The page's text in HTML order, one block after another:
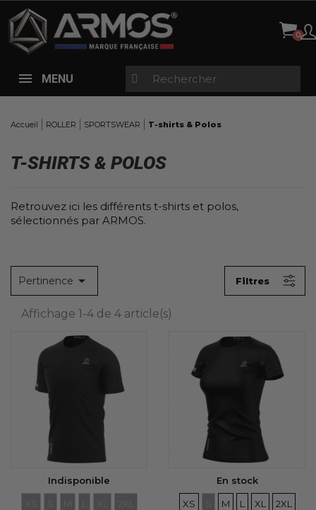
MENU
Accueil ROLLER SPORTSWEAR T-shirts & Polos
FILTRES
Tous
S (4)
L(4)
30,00 € - 60,00 €
COULEURS
Noir
EN PROMOTION
Aucun choix disponible pour ce groupe
NOUVEAUX PRODUITS
Non(4)
T-SHIRTS & POLOS
Retrouvez ici les différents t-shirts et polos,
sélectionnés par ARMOS.
Pertinence  Filtres
Affichage 1-4 de 4 article(s)
Indisponible
TAILLESTAILLES
TAILLES
TAILLES
TAILLES
TAILLES
En stock
TAILLES
XS
TAILLES
TAILLES
M
TAILLES
L
TAILLES
XL 2XL
Panneau de gestion des cookies